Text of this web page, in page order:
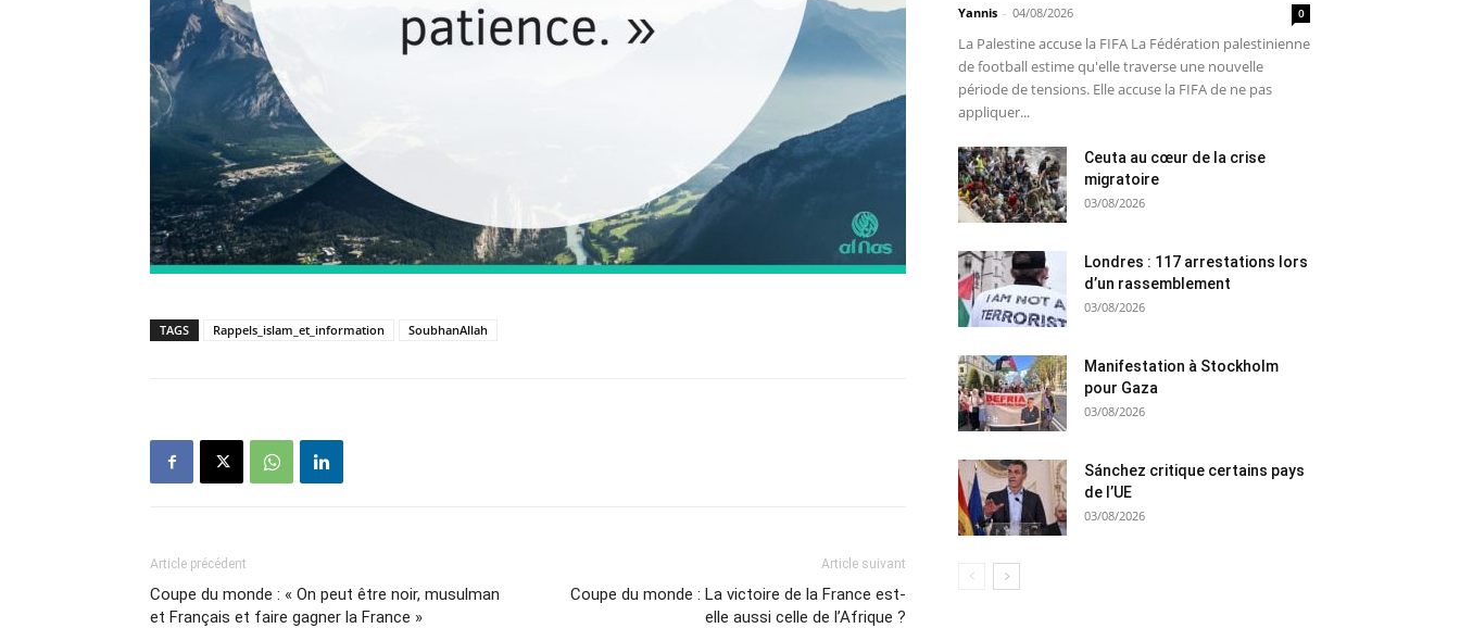
TAGS Rappels_islam_et_information SoubhanAllah
Article précédent
Coupe du monde : « On peut être noir, musulman
et Français et faire gagner la France »
Article suivant
Coupe du monde : La victoire de la France est-
elle aussi celle de l’Afrique ?
Yannis - 04/08/2026 0
La Palestine accuse la FIFA La Fédération palestinienne
de football estime qu'elle traverse une nouvelle
période de tensions. Elle accuse la FIFA de ne pas
appliquer...
Ceuta au cœur de la crise
migratoire
03/08/2026
Londres : 117 arrestations lors
d’un rassemblement
03/08/2026
Manifestation à Stockholm
pour Gaza
03/08/2026
Sánchez critique certains pays
de l’UE
03/08/2026